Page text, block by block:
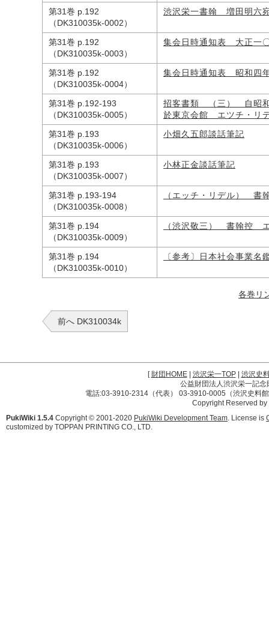
第31巻 p.192
（DK310035k-0002）
渋沢栄一書翰 増田明六
第31巻 p.192
（DK310035k-0003）
集会日時通知表 大正一
第31巻 p.192
（DK310035k-0004）
集会日時通知表 昭和四
第31巻 p.192-193
（DK310035k-0005）
招客書類 （三） 自昭和
於東京会館 エツチ・リ
第31巻 p.193
（DK310035k-0006）
小畑久五郎談話筆記
第31巻 p.193
（DK310035k-0007）
小林正金談話筆記
第31巻 p.193-194
（DK310035k-0008）
（エッチ・リデル）
第31巻 p.194
（DK310035k-0009）
（渋沢敬三） 書翰控
第31巻 p.194
（DK310035k-0010）
〔参考〕日本社会事業
各巻リ
前へ DK310034k
[財団HOME| 渋沢栄一TOP| 渋沢史
公益財団法人渋沢栄一記
電話:03-3910-2314（代表） 03-3910-0005（渋沢史料
Copyright Reserved
PukiWiki 1.5.4 Copyright © 2001-2020 PukiWiki Development Team. License is
customized by TOPPAN PRINTING CO., LTD.